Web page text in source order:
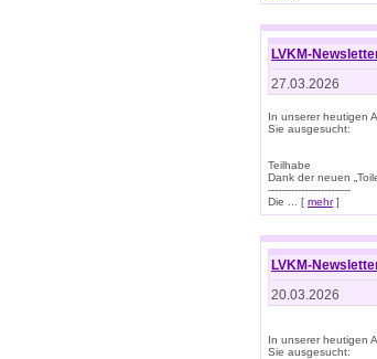
LVKM-
27.03.2026
In unserer heutigen
Sie ausgesucht:
Teilhabe
Dank der neuen
-------------------------
Die ... [ mehr]
LVKM-
20.03.2026
In unserer heutigen
Sie ausgesucht: